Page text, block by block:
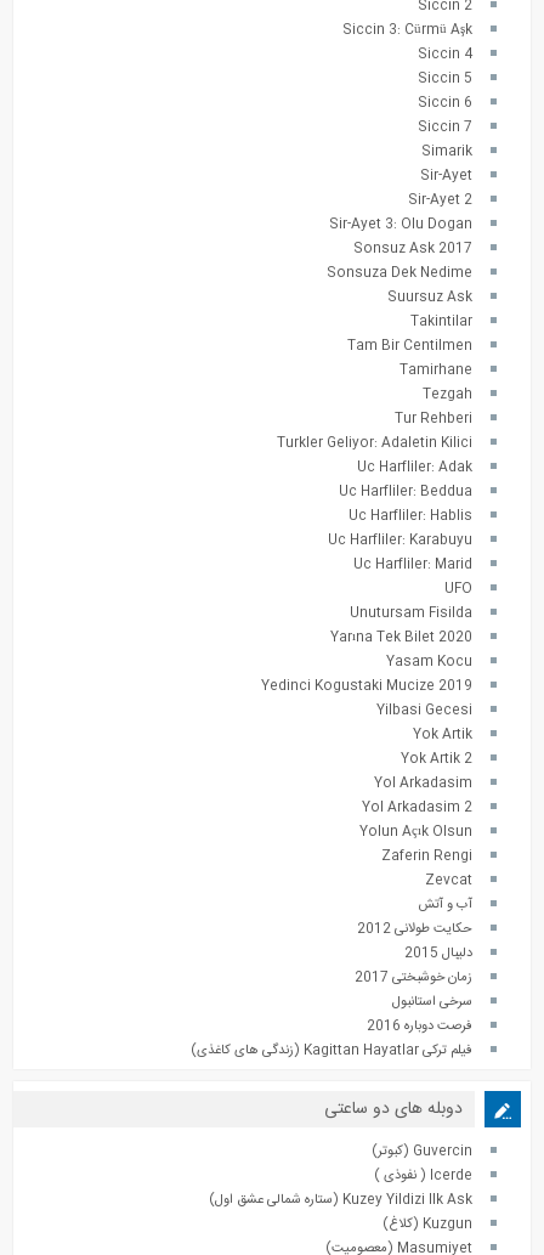
Siccin 2
Siccin 3: Cürmü Aşk
Siccin 4
Siccin 5
Siccin 6
Siccin 7
Simarik
Sir-Ayet
Sir-Ayet 2
Sir-Ayet 3: Olu Dogan
Sonsuz Ask 2017
Sonsuza Dek Nedime
Suursuz Ask
Takintilar
Tam Bir Centilmen
Tamirhane
Tezgah
Tur Rehberi
Turkler Geliyor: Adaletin Kilici
Uc Harfliler: Adak
Uc Harfliler: Beddua
Uc Harfliler: Hablis
Uc Harfliler: Karabuyu
Uc Harfliler: Marid
UFO
Unutursam Fisilda
Yarına Tek Bilet 2020
Yasam Kocu
Yedinci Kogustaki Mucize 2019
Yilbasi Gecesi
Yok Artik
Yok Artik 2
Yol Arkadasim
Yol Arkadasim 2
Yolun Açık Olsun
Zaferin Rengi
Zevcat
آب و آتش
حکایت طولانی 2012
دلیبال 2015
زمان خوشبختی 2017
سرخی استانبول
فرصت دوباره 2016
فیلم ترکی Kagittan Hayatlar (زندگی های کاغذی)
دوبله های دو ساعتی
Guvercin (کبوتر)
Icerde ( نفوذی )
Kuzey Yildizi Ilk Ask (ستاره شمالی عشق اول)
Kuzgun (کلاغ)
Masumiyet (معصومیت)